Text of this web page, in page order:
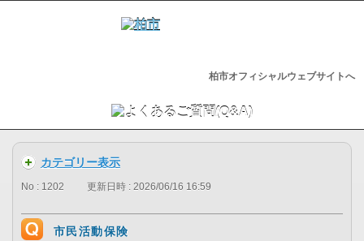
柏市オフィシャルウェブサイトへ
カテゴリー表示
No : 1202 更新日時 : 2026/06/16 16:59
市民活動保険